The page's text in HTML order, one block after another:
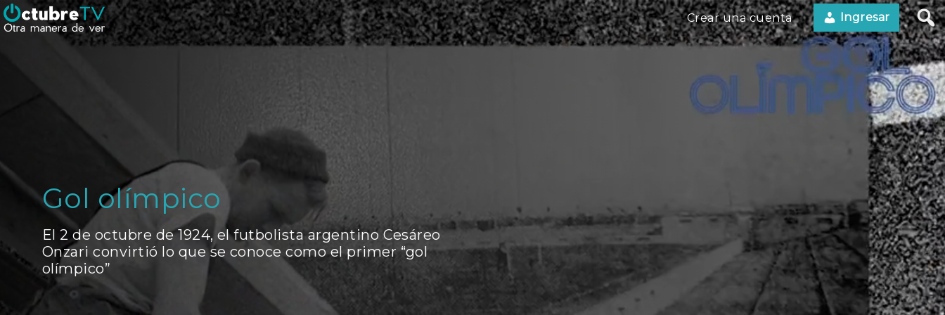
Crear una cuenta Ingresar
Gol olímpico
El 2 de octubre de 1924, el futbolista argentino Cesáreo
Onzari convirtió lo que se conoce como el primer “gol
olímpico”